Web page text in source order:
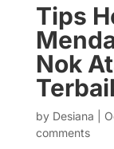
Tips
Nok
by Desiana
comments